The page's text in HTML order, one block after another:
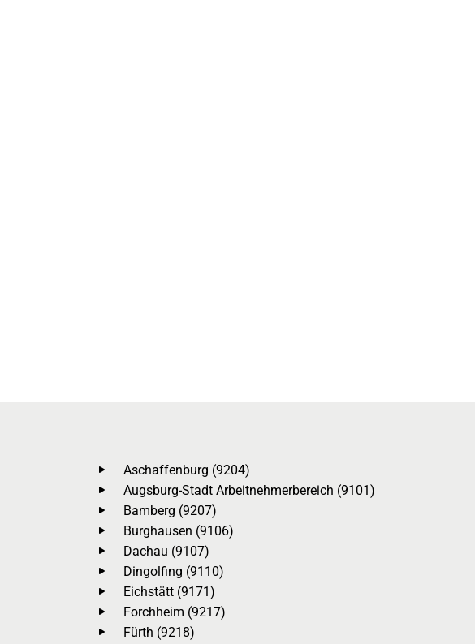
Aschaffenburg (9204)
Augsburg-Stadt Arbeitnehmerbereich (9101)
Bamberg (9207)
Burghausen (9106)
Dachau (9107)
Dingolfing (9110)
Eichstätt (9171)
Forchheim (9217)
Fürth (9218)